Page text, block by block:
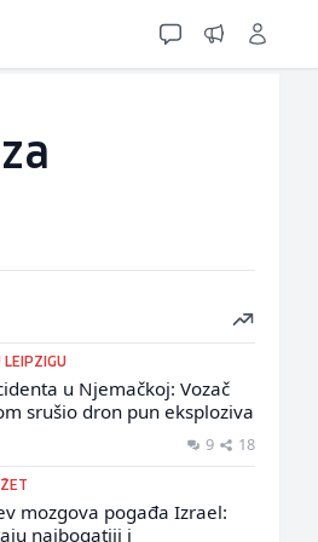
LEIPZIGU
u Njemačkoj: Vozač
srušio dron pun eksploziva
9 18
mozgova pogađa Izrael:
najbogatiji i